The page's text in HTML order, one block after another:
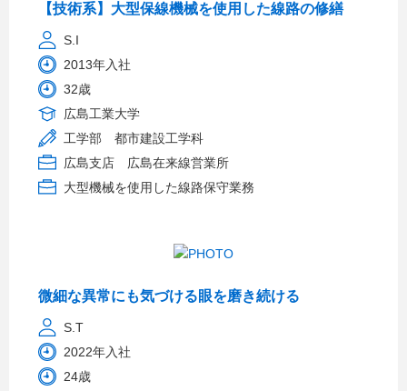
【技術系】大型保線機械を使用した線路の修繕
S.I
2013年入社
32歳
広島工業大学
工学部 都市建設工学科
広島支店 広島在来線営業所
大型機械を使用した線路保守業務
微細な異常にも気づける眼を磨き続ける
S.T
2022年入社
24歳